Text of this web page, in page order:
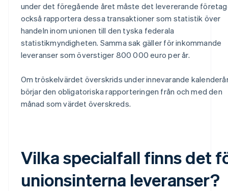
under det föregående året måste det levererande
också rapportera dessa transaktioner som statistik över
handeln inom unionen till den tyska federala
statistikmyndigheten. Samma sak gäller för inkommande
leveranser som överstiger 800 000 euro per år.
Om tröskelvärdet överskrids under innevarande
börjar den obligatoriska rapporteringen från och med den
månad som värdet överskreds.
Vilka specialfall finns det
unionsinterna leveranser?